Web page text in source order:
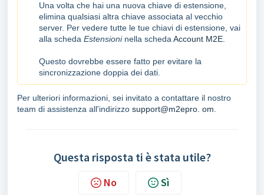
Una volta che hai una nuova chiave di estensione,
elimina qualsiasi altra chiave associata al vecchio
server. Per vedere tutte le tue chiavi di estensione, vai
alla scheda Estensioninella scheda Account M2E
Questo dovrebbe essere fatto per evitare la
sincronizzazione doppia dei dati.
Per ulteriori informazioni, sei invitato a contattare il nostro
team di assistenza all'indirizzo support@m2epro. om
Questa risposta ti è stata utile?
No Sì